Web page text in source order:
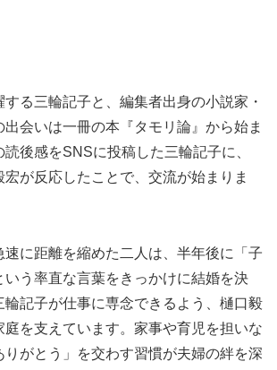
る三輪記子と、編集者出身の小説家・
会いは一冊の本『タモリ論』から始ま
読後感をSNSに投稿した三輪記子に、
が反応したことで、交流が始まりま
速に距離を縮めた二人は、半年後に「子
いう率直な言葉をきっかけに結婚を決
輪記子が仕事に専念できるよう、樋口毅
庭を支えています。家事や育児を担いな
りがとう」を交わす習慣が夫婦の絆を深